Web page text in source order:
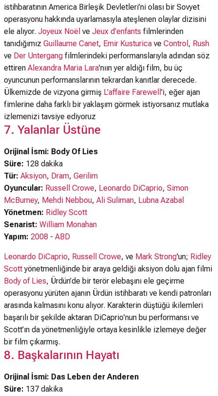
istihbaratının America Birleşik Devletleri’ni olası bir Sovyet
operasyonu hakkında uyarlamasıyla ateşlenen olaylar dizisini
ele alıyor. Joyeux Noël ve Jeux d’enfants filmlerinden
tanıdığımız Guillaume Canet, Emir Kusturica ve Control , Rush
ve Der Untergang filmlerindeki performanslarıyla adından söz
ettiren Alexandra Maria Lara’nıın yer aldığı film, bu üç
oyuncunun performanslarının tekrardan kanıtlar derecede.
Ülkemizde de vizyona girmiş L'affaire Farewell 'i, eğer ajan
fimlerine daha farklı bir yaklaşım görmek istiyorsanız mutlaka
izlemenizi tavsiye ediyoruz
7. Yalanlar Üstüne
Orijinal İsmi: Body Of Lies
Süre: 128 dakika
Tür: Aksiyon, Dram, Gerilim
Oyuncular: Russell Crowe, Leonardo DiCaprio, Simon
McBurney, Mehdi Nebbou, Ali Suliman, Lubna Azabal
Yönetmen: Ridley Scott
Senarist: William Monahan
Yapım: 2008 - ABD
Leonardo DiCaprio, Russell Crowe, ve Mark Strong'un; Ridley
Scottyönetmenliğinde bir araya geldiği aksiyon dolu ajan filmi
Body of Lies, Ürdün’de bir terör elebaşını ele geçirme
operasyonu yürüten ajanın Ürdün istihbaratı ve kendi patronları
arasında kalmasını konu alıyor. Karakterin düştüğü ikilemleri
başarılı bir şekilde aktaran DiCaprio’nun bu performansı ve
Scott’ın da yönetmenliğiyle ortaya kesinlikle izlemeye değer
bir film çıkarmış.
8. Başkalarının Hayatı
Orijinal İsmi: Das Leben der Anderen
Süre: 137 dakika